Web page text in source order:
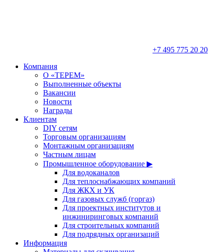
+7 495 775 20 20
Компания
О «ТЕРЕМ»
Выполненные объекты
Вакансии
Новости
Награды
Клиентам
DIY сетям
Торговым организациям
Монтажным организациям
Частным лицам
Промышленное оборудование ▶
Для водоканалов
Для теплоснабжающих компаний
Для ЖКХ и УК
Для газовых служб (горгаз)
Для проектных институтов и
инжиниринговых компаний
Для строительных компаний
Для подрядных организаций
Информация